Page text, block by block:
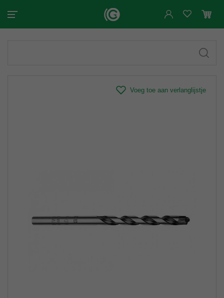
Voeg toe aan verlanglijstje